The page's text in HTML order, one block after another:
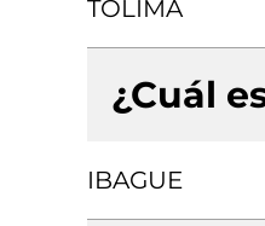
TOLIMA
¿Cuál
IBAGUE